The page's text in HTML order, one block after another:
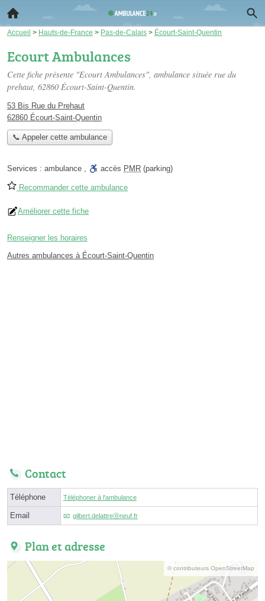
Accueil > Hauts-de-France > Pas-de-Calais > Écourt-Saint-Quentin
Ecourt Ambulances
Cette fiche présente "Ecourt Ambulances", ambulance située rue du
prehaut, 62860 Écourt-Saint-Quentin.
53 Bis Rue du Prehaut
62860 Écourt-Saint-Quentin
📞 Appeler cette ambulance
Services : ambulance , accès PMR (parking)
Recommander cette ambulance
Améliorer cette fiche
Renseigner les horaires
Autres ambulances à Écourt-Saint-Quentin
Contact
Téléphone Téléphoner à l'ambulance
Email gilbert.delattreⓐneuf.fr
Plan et adresse
© contributeurs OpenStreetMap